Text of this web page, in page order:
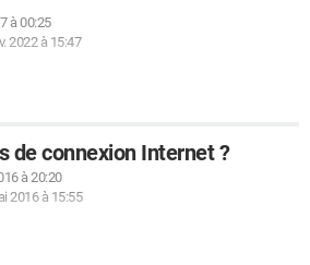
à 00:25
2022 à 15:47
de connexion Internet ?
à 20:20
2016 à 15:55